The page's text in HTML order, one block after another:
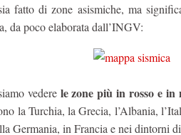
fatto di zone asismiche, ma
da poco elaborata dall’INGV:
vedere le zone più in rosso e in
la Turchia, la Grecia, l’Albania,
Germania, in Francia e nei dintorni